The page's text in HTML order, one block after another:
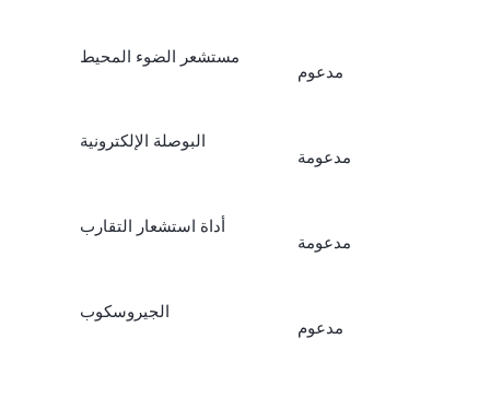
مستشعر الضوء المحيط
مدعوم
البوصلة الإلكترونية
مدعومة
أداة استشعار التقارب
مدعومة
الجيروسكوب
مدعوم